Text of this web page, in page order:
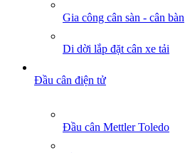
Gia công cân sàn - cân bàn
Di dời lắp đặt cân xe tải
Đầu cân điện tử
Đầu cân Mettler Toledo